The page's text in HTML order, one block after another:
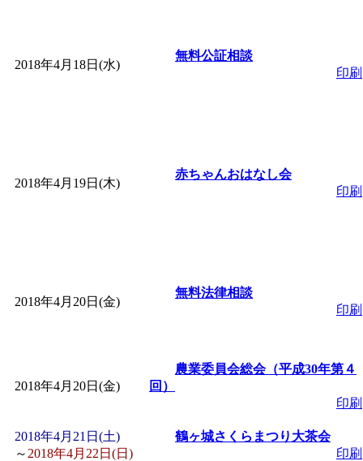
2018年4月18日(水)
無料公証相談
印刷
2018年4月19日(木)
赤ちゃんおはなし会
印刷
2018年4月20日(金)
無料法律相談
印刷
2018年4月20日(金)
農業委員会総会（平成30年第４
回）
印刷
2018年4月21日(土)
～ 2018年4月22日(日)
鶴ヶ城さくらまつり大茶会
印刷